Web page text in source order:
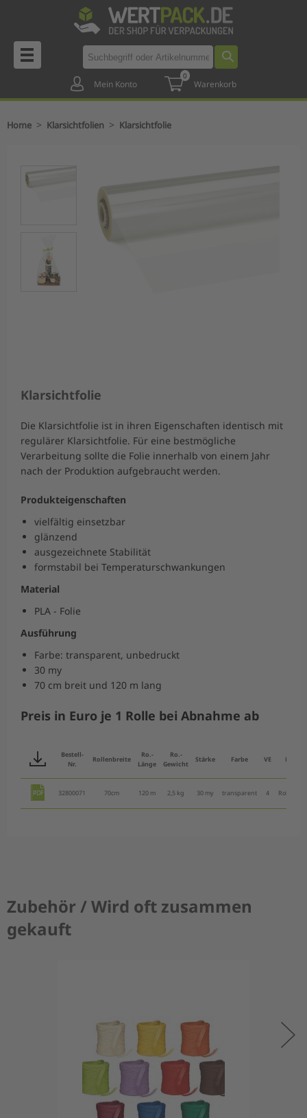
Mein Konto
0
Warenkorb
Home > Klarsichtfolien > Klarsichtfolie
Klarsichtfolie
Die Klarsichtfolie ist in ihren Eigenschaften identisch mit
regulärer Klarsichtfolie. Für eine bestmögliche
Verarbeitung sollte die Folie innerhalb von einem Jahr
nach der Produktion aufgebraucht werden.
Produkteigenschaften
vielfältig einsetzbar
glänzend
ausgezeichnete Stabilität
formstabil bei Temperaturschwankungen
Material
PLA - Folie
Ausführung
Farbe: transparent, unbedruckt
30 my
70 cm breit und 120 m lang
Preis in Euro je 1 Rolle bei Abnahme ab
Bestell-
Nr.
Rollenbreite
Ro.-
Länge
Ro.-
Gewicht
Stärke Farbe VE ME
32800071 70cm 120 m 2,5 kg 30 my transparent 4 Rolle(n)
Zubehör / Wird oft zusammen
gekauft